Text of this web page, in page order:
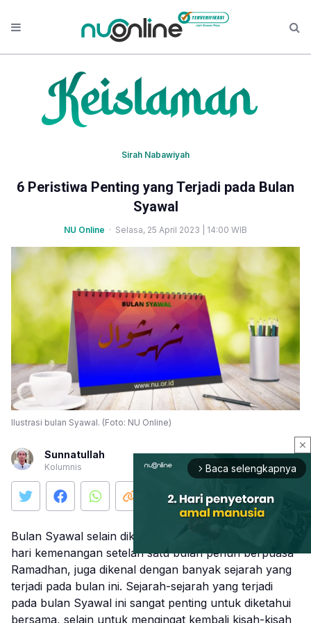
Sirah Nabawiyah
6 Peristiwa Penting yang Terjadi pada Bulan
Syawal
NU Online · Selasa, 25 April 2023 | 14:00 WIB
Ilustrasi bulan Syawal. (Foto: NU Online)
Sunnatullah
Kolumnis
Bulan Syawal selain dikenal sebagai bulan perayaan
hari kemenangan setelah satu bulan penuh berpuasa
Ramadhan, juga dikenal dengan banyak sejarah yang
terjadi pada bulan ini. Sejarah-sejarah yang terjadi
pada bulan Syawal ini sangat penting untuk diketahui
bersama, selain untuk mengingat kembali kisah-kisah
close
arrow_forward_ios Baca selengkapnya
Mute